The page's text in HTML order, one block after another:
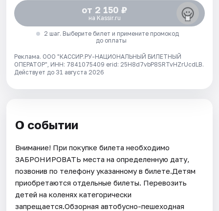
от 2 150 ₽
на Kassir.ru
2 шаг. Выберите билет и примените промокод
до оплаты
Реклама. ООО "КАССИР.РУ-НАЦИОНАЛЬНЫЙ БИЛЕТНЫЙ
ОПЕРАТОР", ИНН: 7841075409 erid: 25H8d7vbP8SRTvHZrUcdLB.
Действует до 31 августа 2026
О событии
Внимание! При покупке билета необходимо
ЗАБРОНИРОВАТЬ места на определенную дату,
позвонив по телефону указанному в билете.Детям
приобретаются отдельные билеты. Перевозить
детей на коленях категорически
запрещается.Обзорная автобусно-пешеходная